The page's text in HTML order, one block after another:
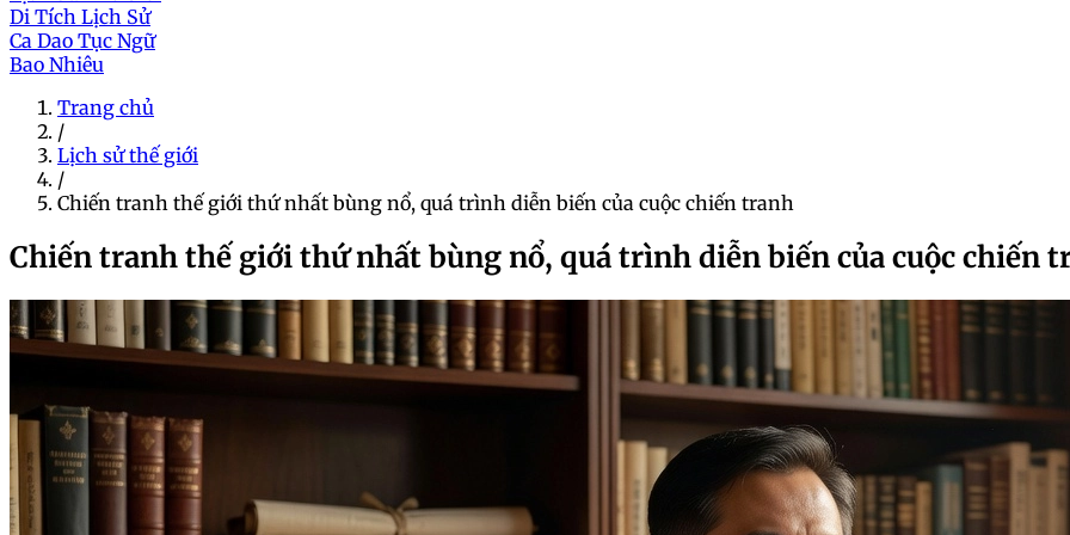
Di Tích Lịch Sử
Ca Dao Tục Ngữ
Bao Nhiêu
Trang chủ
/
Lịch sử thế giới
/
Chiến tranh thế giới thứ nhất bùng nổ, quá trình diễn biến của cuộc chiến tranh
Chiến tranh thế giới thứ nhất bùng nổ, quá trình diễn biến của cuộc chiến